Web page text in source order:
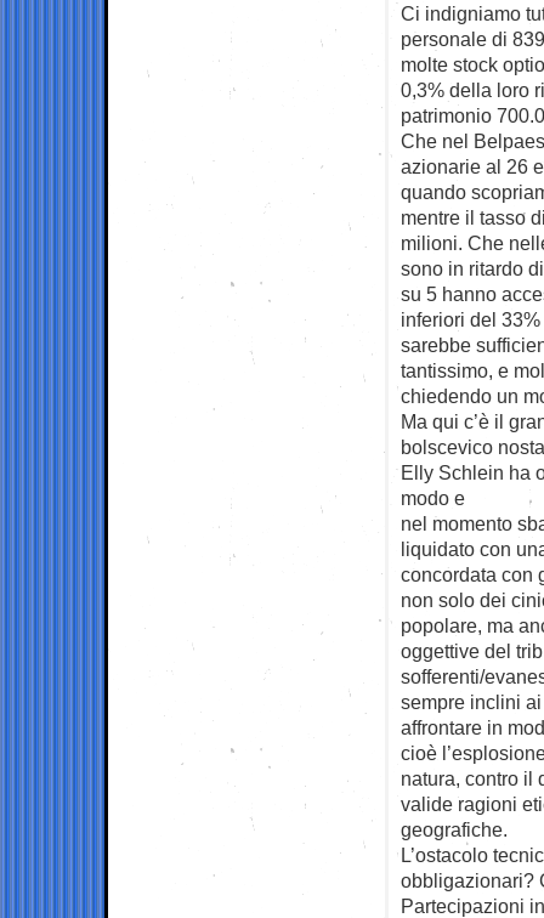
Ci indigniamo
personale di
molte stock
0,3% della loro
patrimonio
Che nel
azionarie al 26
quando
mentre il tasso
milioni. Che
sono in ritardo
su 5 hanno
inferiori del
sarebbe
tantissimo, e
chiedendo un
Ma qui c’è il
bolscevico
Elly Schlein ha
modo e
nel momento
liquidato con
concordata con
non solo dei
popolare, ma
oggettive del
sofferenti/
sempre inclini
affrontare in
cioè
natura, contro il
valide ragioni
geografiche.
L’ostacolo
obbligazionari?
Partecipazioni